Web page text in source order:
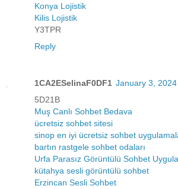
Konya Lojistik
Kilis Lojistik
Y3TPR
Reply
1CA2ESelinaF0DF1 January 3,
5D21B
Muş Canlı Sohbet Bedava
ücretsiz sohbet sitesi
sinop en iyi ücretsiz sohbet
bartın rastgele sohbet odaları
Urfa Parasız Görüntülü Sohbet
kütahya sesli görüntülü sohbet
Erzincan Sesli Sohbet